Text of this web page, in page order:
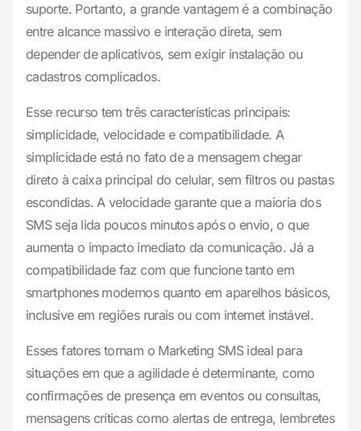
suporte. Portanto, a grande vantagem é a combinação
entre alcance massivo e interação direta, sem
depender de aplicativos, sem exigir instalação ou
cadastros complicados.
Esse recurso tem três características principais:
simplicidade, velocidade e compatibilidade. A
simplicidade está no fato de a mensagem chegar
direto à caixa principal do celular, sem filtros ou pastas
escondidas. A velocidade garante que a maioria dos
SMS seja lida poucos minutos após o envio, o que
aumenta o impacto imediato da comunicação. Já a
compatibilidade faz com que funcione tanto em
smartphones modernos quanto em aparelhos básicos,
inclusive em regiões rurais ou com internet instável.
Esses fatores tornam o Marketing SMS ideal para
situações em que a agilidade é determinante, como
confirmações de presença em eventos ou consultas,
mensagens críticas como alertas de entrega, lembretes